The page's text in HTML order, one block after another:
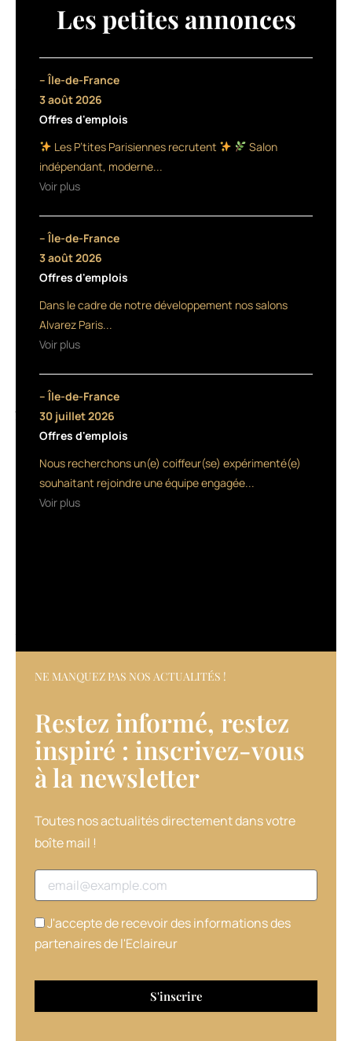
concours
dans
l’âge
mais
plutôt
passion !
effet,
l’édition
concours
jeunes
talents,
organisé
partenariat
avec
Toni&Guy
que
nous
mettre
avant,
non
seulement
niveau
effet
exceptionnel
cette
avec
réalisations
Les petites annonces
– Île-de-France
3 août 2026
Offres d'emplois
Les P’tites Parisiennes recrutent
Salon
indépendant, moderne...
Voir plus
– Île-de-France
3 août 2026
Offres d'emplois
Dans le cadre de notre développement nos salons
Alvarez Paris...
Voir plus
– Île-de-France
30 juillet 2026
Offres d'emplois
Nous recherchons un(e) coiffeur(se) expérimenté(e)
souhaitant rejoindre une équipe engagée...
Voir plus
NE MANQUEZ PAS NOS ACTUALITÉS !
Restez informé, restez
inspiré : inscrivez-vous
à la newsletter​
Toutes nos actualités directement dans votre
boîte mail !
Adresse email
J'accepte de recevoir des informations des
partenaires de l'Eclaireur